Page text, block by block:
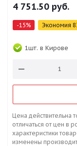
4 751.50 руб.
-15% Экономия
1шт. в Кирове
Цена действительна
отличаться от цен в
характеристики
изменены